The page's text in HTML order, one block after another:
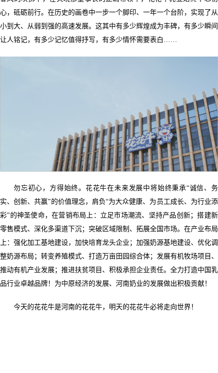
心，砥砺前行。在历史的画卷中一步一个脚印、一年一个台阶，实现了从
小到大、从弱到强的高速发展。这其中有多少辉煌成为丰碑，有多少瞬间
让人铭记，有多少记忆值得抒写，有多少情怀需要表白……
勿忘初心，方得始终。花花牛在未来发展中将始终秉承“诚信、务
实、创新、共赢”的价值理念，肩负“为大众健康、为员工成长、为行业添
彩”的神圣使命，在营销布局上：立足市场潮流、坚持产品创新；搭建新
零售模式、深化多渠道下沉；突破区域限制、拓展全国市场。在产业布局
上：强化加工基地建设，加快培育龙头企业；加强奶源基地建设、优化调
整奶源布局；转变养殖模式、打造万亩田园综合体；发展有机牧场项目、
推动有机产业发展；推进扶贫项目、积极承担企业责任。全力打造中国乳
品行业卓越品牌！为中原经济的发展、河南奶业的发展做出积极贡献！
今天的花花牛是河南的花花牛，明天的花花牛必将走向世界！